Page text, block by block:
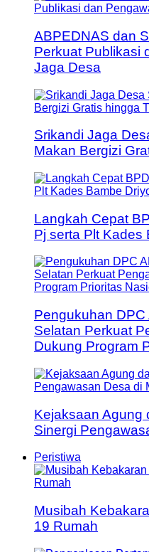
ABPEDNAS dan
Perkuat Publikasi
Jaga Desa
Srikandi Jaga
Makan Bergizi
Langkah Cepat
Pj serta Plt Kades
Pengukuhan
Selatan Perkuat
Dukung Program
Kejaksaan Agung
Sinergi
Peristiwa
Musibah
19 Rumah